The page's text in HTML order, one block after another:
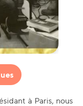
à Paris, nous